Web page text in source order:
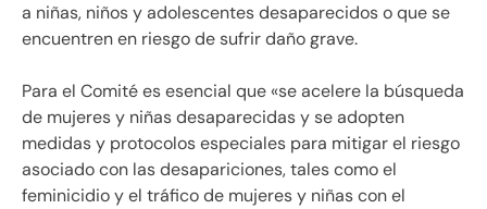
a niñas, niños y adolescentes desaparecidos o que se
encuentren en riesgo de sufrir daño grave.
Para el Comité es esencial que «se acelere la búsqueda
de mujeres y niñas desaparecidas y se adopten
medidas y protocolos especiales para mitigar el riesgo
asociado con las desapariciones, tales como el
feminicidio y el tráfico de mujeres y niñas con el